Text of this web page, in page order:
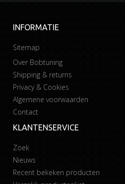
INFORMATIE
Sitemap
Over Bobtuning
Shipping & returns
Privacy & Cookies
Algemene voorwaarden
Contact
KLANTENSERVICE
Zoek
Nieuws
Recent bekeken producten